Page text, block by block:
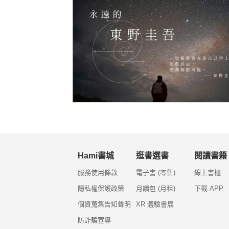
Hami書城
服務使用條款
隱私權保護政策
個資蒐集告知聲明
防詐騙宣導
逛書選書
電子書 (零售)
月讀包 (月租)
XR 體驗書展
閱讀書籍
線上書櫃
下載 APP